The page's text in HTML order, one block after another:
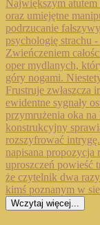
Wczytaj więcej...